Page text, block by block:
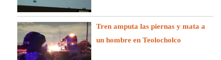
Tren amputa las piernas y mata a
un hombre en Teolocholco